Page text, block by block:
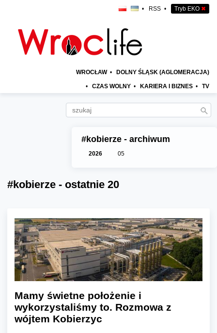
• RSS • Tryb EKO ✖
WROCŁAW • DOLNY ŚLĄSK (AGLOMERACJA)
• CZAS WOLNY • KARIERA I BIZNES • TV
#kobierze - archiwum
2026 05
#kobierze - ostatnie 20
Mamy świetne położenie i
wykorzystaliśmy to. Rozmowa z
wójtem Kobierzyc